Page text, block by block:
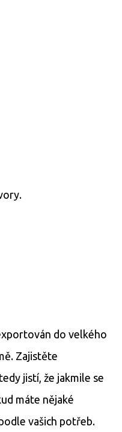
do velkého
Zajistěte
jistí, že jakmile se
máte nějaké
vašich potřeb.